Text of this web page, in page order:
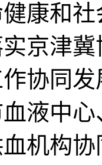
康和
京津
协同
液中
机构